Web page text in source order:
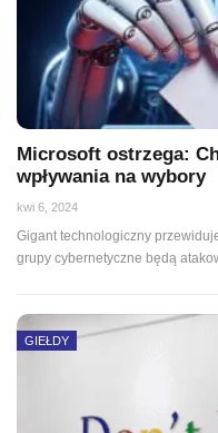
Microsoft ostrzega:
wpływania na wybory
kwi 6, 2024
Gigant technologiczny
grupy cybernetyczne będą
GIEŁDY